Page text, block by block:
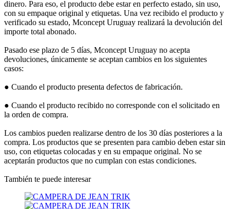
dinero. Para eso, el producto debe estar en perfecto estado, sin uso,
con su empaque original y etiquetas. Una vez recibido el producto y
verificado su estado, Mconcept Uruguay realizará la devolución del
importe total abonado.
Pasado ese plazo de 5 días, Mconcept Uruguay no acepta
devoluciones, únicamente se aceptan cambios en los siguientes
casos:
● Cuando el producto presenta defectos de fabricación.
● Cuando el producto recibido no corresponde con el solicitado en
la orden de compra.
Los cambios pueden realizarse dentro de los 30 días posteriores a la
compra. Los productos que se presenten para cambio deben estar sin
uso, con etiquetas colocadas y en su empaque original. No se
aceptarán productos que no cumplan con estas condiciones.
También te puede interesar